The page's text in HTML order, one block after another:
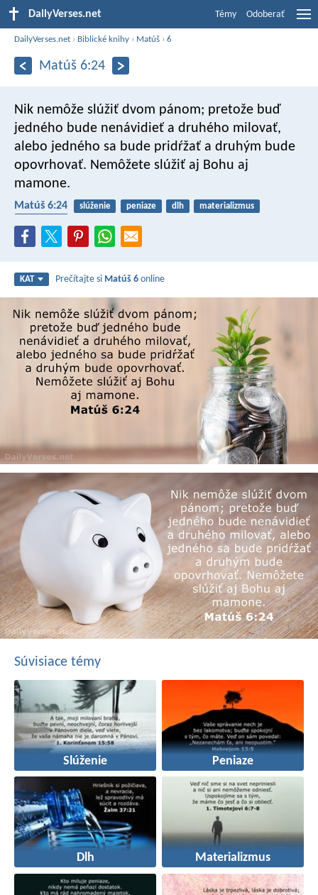
DailyVerses.net Témy Odoberať
DailyVerses.net › Biblické knihy › Matúš ›6
Matúš 6:24
Nik nemôže slúžiť dvom pánom; pretože buď
jedného bude nenávidieť a druhého milovať,
alebo jedného sa bude pridŕžať a druhým bude
opovrhovať. Nemôžete slúžiť aj Bohu aj
mamone.
Matúš 6:24 slúženie peniaze dlh
materializmus
KAT Prečítajte si Matúš 6 online
Súvisiace témy
Slúženie Peniaze
Dlh Materializmus